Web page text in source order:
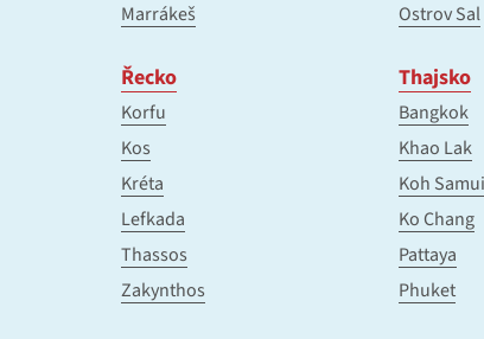
Marrákeš
Řecko
Korfu
Kos
Kréta
Lefkada
Thassos
Zakynthos
Ostrov Sal
Thajsko
Bangkok
Khao Lak
Koh Samui
Ko Chang
Pattaya
Phuket